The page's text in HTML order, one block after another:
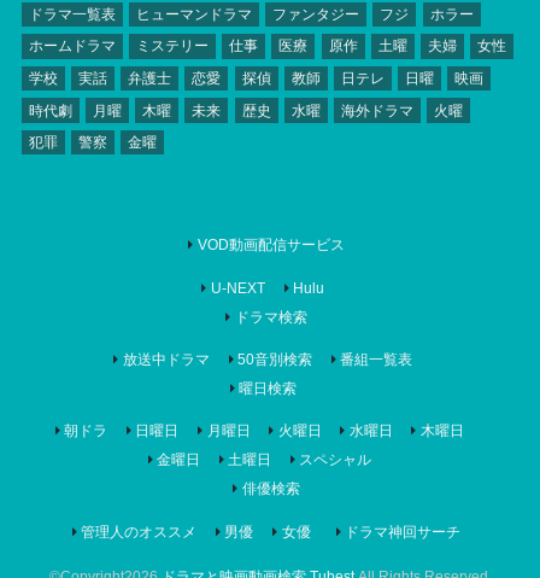
ドラマ一覧表
ヒューマンドラマ ファンタジー フジ
ホラー
ホームドラマ
ミステリー 仕事 医療 原作 土曜 夫婦
女性
学校
実話 弁護士 恋愛 探偵 教師 日テレ 日曜
映画
時代劇
月曜 木曜 未来 歴史 水曜 海外ドラマ
火曜
犯罪
警察 金曜
VOD動画配信サービス
U-NEXT
Hulu
ドラマ検索
放送中ドラマ 50音別検索
番組一覧表
曜日検索
朝ドラ 日曜日 月曜日 火曜日 水曜日
木曜日
金曜日
土曜日 スペシャル
管理人のオススメ
俳優検索
男優 女優 ドラマ神回サーチ